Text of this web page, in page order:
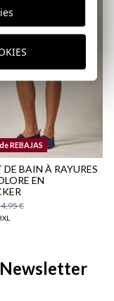
REBAJAS
BAIN À RAYURES
EN
€